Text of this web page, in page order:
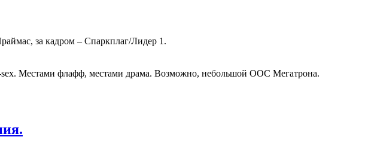
за кадром – Спаркплаг/Лидер 1.
sex. Местами флафф, местами драма. Возможно, небольшой ООС Мегатрона.